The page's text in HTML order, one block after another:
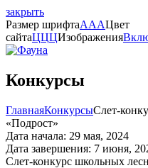
закрыть
Размер шрифтаAAAЦвет
сайтаЦЦЦИзображения
Конкурсы
ГлавнаяКонкурсыСлет-
«Подрост»
Дата начала: 29 мая, 2024
Дата завершения: 7 июня,
Слет-конкурс школьных